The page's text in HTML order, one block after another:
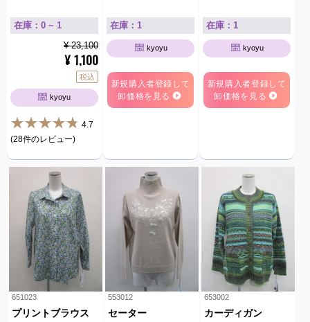
在庫：0 ~ 1
¥ 23,100
¥ 1,100
税込
kyoyu
4.7
(28件のレビュー)
在庫：1
kyoyu
新規購入者登録して
卸価格を見る
在庫：1
kyoyu
新規購入者登録して
卸価格を見る
651023
プリントブラウス
553012
セーター
653002
カーディガン